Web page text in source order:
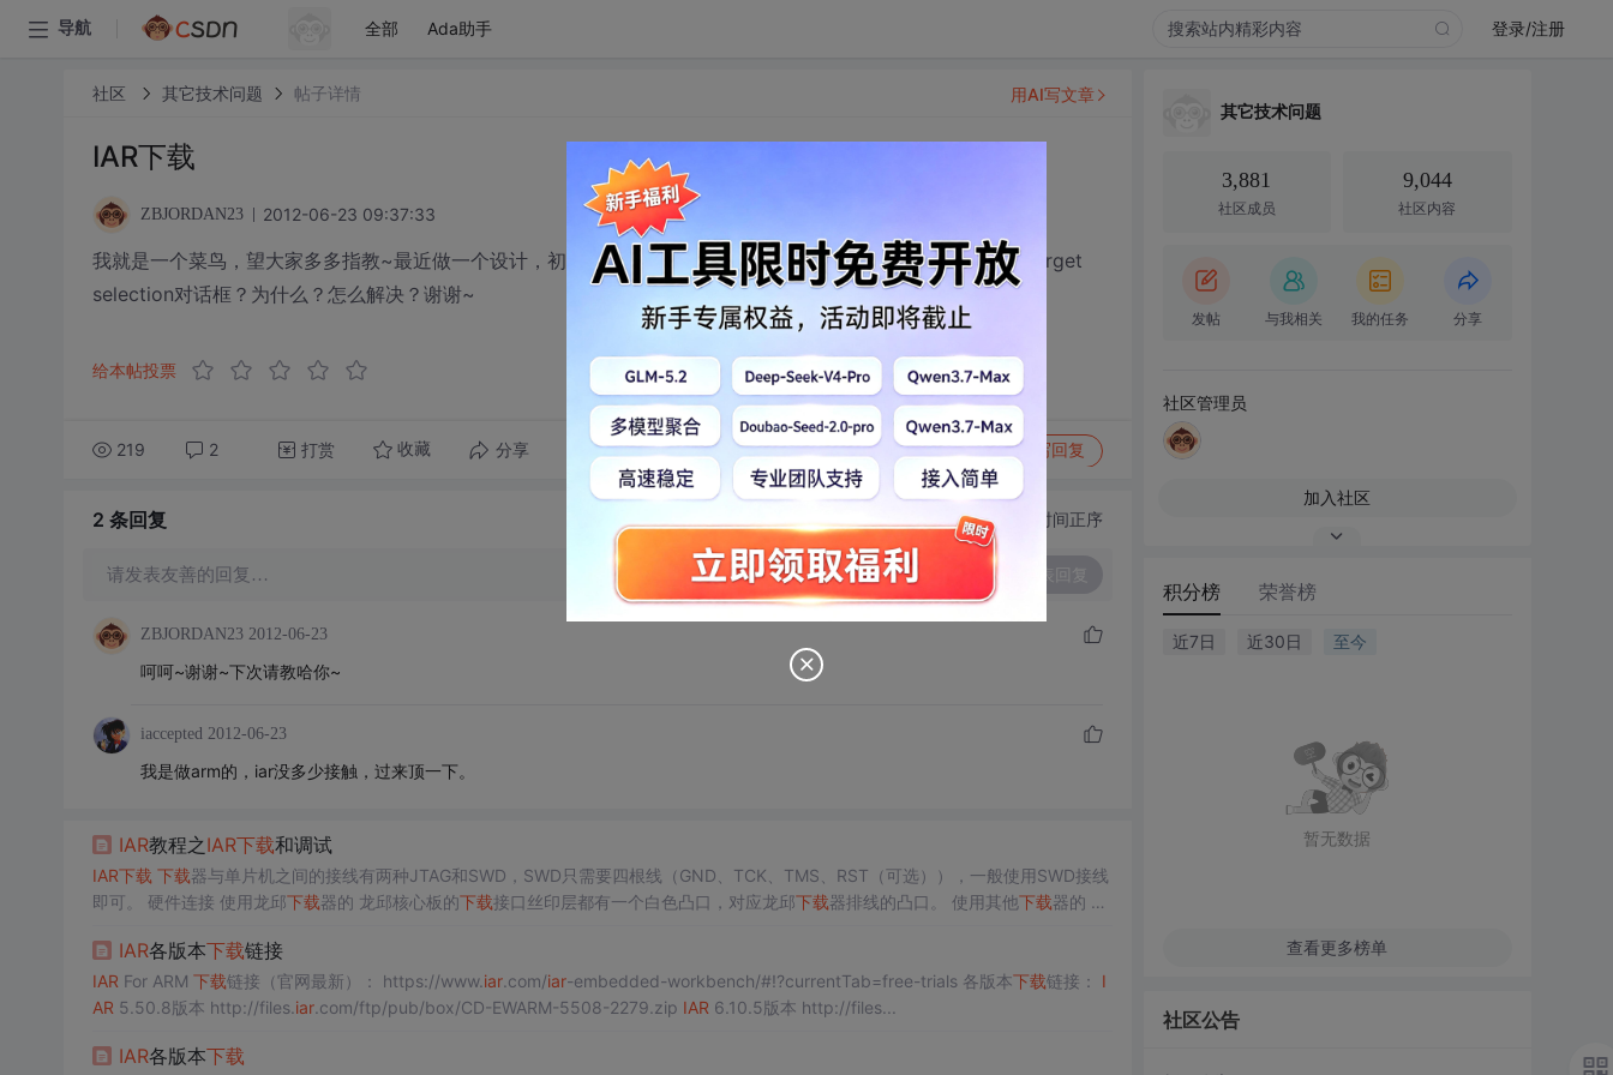
导航 全部 Ada助手 登录/注册
社区 其它技术问题 帖子详情
IAR下载
ZBJORDAN23 2012-06-23 09:37:33
我就是一个菜鸟，望大家多多指教~最近做一个设计，初次接触IAR，为什么我每次给Zigbee烧程序，都会出现Target
selection对话框？为什么？怎么解决？谢谢~
给本帖投票
219 2 打赏 收藏 分享 转发到动态 举报 写回复
用AI写文章
2 条回复 切换为时间正序
请发表友善的回复…
ZBJORDAN23 2012-06-23
呵呵~谢谢~下次请教哈你~
iaccepted 2012-06-23
我是做arm的，iar没多少接触，过来顶一下。
IAR教程之 IAR下载和调试
IAR下载 下载器与单片机之间的接线有两种JTAG和SWD，SWD只需要四根线（GND、TCK、TMS、RST（可选）），一般使用SWD接线
即可。 硬件连接 使用龙邱下载 器的 龙邱核心板的下载接口丝印层都有一个白色凸口，对应龙邱下载 器排线的凸口。 使用其他下载器的 如
WDIO(TMS) -----下载
IAR各版本下载链接
IAR For ARM 下载链接（官网最新）： https://www. iar.com/iar -embedded-workbench/#!?currentTab=free-trials 各版本下载链接： I
AR 5.50.8版本 http://files. iar.com/ftp/pub/box/CD-EWARM-5508-2279.zip IAR 6.10.5版本 http://files...
IAR各版本下载
其它技术问题
3,881
社区成员
9,044
社区内容
发帖 与我相关 我的任务 分享
社区管理员
加入社区
积分榜 荣誉榜
近7日 近30日 至今
暂无数据
查看更多榜单
社区公告